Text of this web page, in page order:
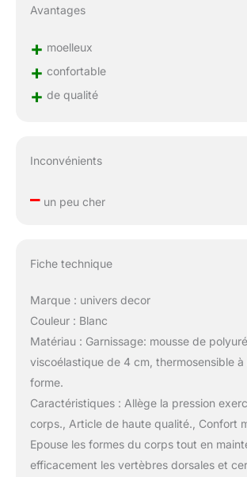
Avantages
+ moelleux
+ confortable
+ de qualité
Inconvénients
–un peu cher
Fiche technique
Marque : univers decor
Couleur : Blanc
Matériau : Garnissage: mousse de
viscoélastique de 4 cm, thermosensible à
forme.
Caractéristiques : Allège la pression
corps., Article de haute qualité., Confort
Epouse les formes du corps tout en
efficacement les vertèbres dorsales et